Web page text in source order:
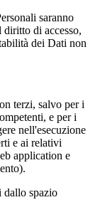
saranno
di accesso,
dei Dati non
terzi, salvo per i
e per i
nell'esecuzione
e ai relativi
application e
dallo spazio